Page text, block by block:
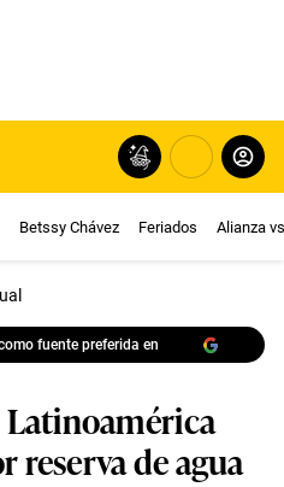
Betssy Chávez Feriados Alianza
fuente preferida en
Latinoamérica
reserva de agua